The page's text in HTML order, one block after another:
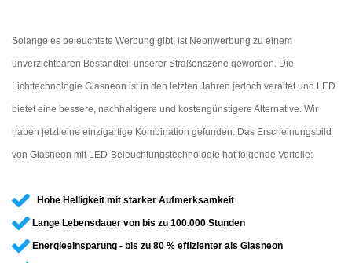
Solange es beleuchtete Werbung gibt, ist Neonwerbung zu einem
unverzichtbaren Bestandteil unserer Straßenszene geworden. Die
Lichttechnologie Glasneon ist in den letzten Jahren jedoch veraltet und LED
bietet eine bessere, nachhaltigere und kostengünstigere Alternative. Wir
haben jetzt eine einzigartige Kombination gefunden: Das Erscheinungsbild
von Glasneon mit LED-Beleuchtungstechnologie hat folgende Vorteile:
Hohe Helligkeit mit starker Aufmerksamkeit
Lange Lebensdauer von bis zu 100.000 Stunden
Energieeinsparung - bis zu 80 % effizienter als Glasneon